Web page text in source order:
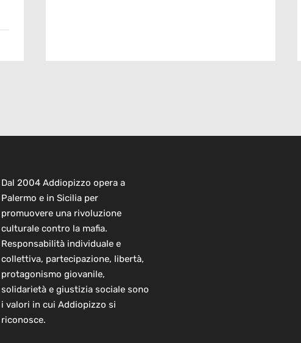
Dal 2004 Addiopizzo opera a
Palermo e in Sicilia per
promuovere una rivoluzione
culturale contro la mafia.
Responsabilità individuale e
collettiva, partecipazione, libertà,
protagonismo giovanile,
solidarietà e giustizia sociale sono
i valori in cui Addiopizzo si
riconosce.